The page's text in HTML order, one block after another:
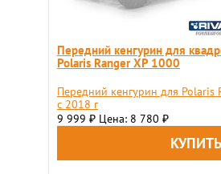
Передний кенгурин для
Polaris Ranger XP 1000
Передний кенгурин для Polaris
с 2018 г
9 999 ₽ Цена: 8 780 ₽